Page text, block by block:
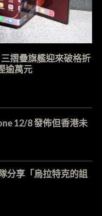
摺疊旗艦迎來破格折
逾萬元
12/8 發佈但香港未
分享「烏拉特克的詛